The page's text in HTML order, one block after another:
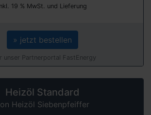
19 % MwSt. und Lieferung
» jetzt bestellen
unser Partnerportal FastEnergy
Heizöl Standard
Heizöl Siebenpfeiffer